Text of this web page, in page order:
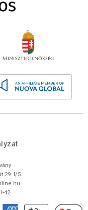
29. I/5.
42